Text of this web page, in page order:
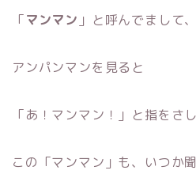
「マンマン 」と呼んでまして、
アンパンマンを見ると
「あ！マンマン！」と指をさ
この「マンマン」も、いつか